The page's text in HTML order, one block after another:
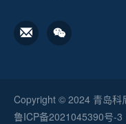
Copyright © 2024 青岛科
鲁ICP备2021045390号-3